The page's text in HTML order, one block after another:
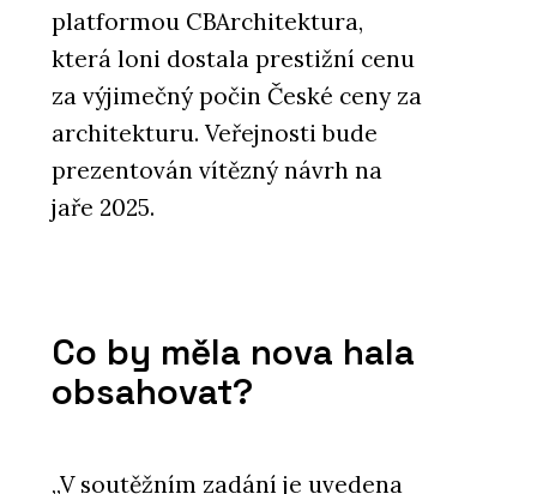
ČLÁNKY
platformou CBArchitektura,
která loni dostala prestižní cenu
za výjimečný počin České ceny za
architekturu. Veřejnosti bude
prezentován vítězný návrh na
jaře 2025.
Co by měla nova hala
obsahovat?
„V soutěžním zadání je uvedena